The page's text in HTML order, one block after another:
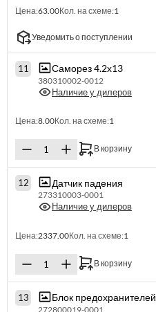
Цена:63.00Кол. на схеме:1
Уведомить о поступлении
11 Саморез 4.2х13
380310002-0012
Наличие у дилеров
Цена:8.00Кол. на схеме:1
В корзину
12 Датчик падения
273310003-0001
Наличие у дилеров
Цена:2337.00Кол. на схеме:1
В корзину
13 Блок предохранителей
272800019-0001